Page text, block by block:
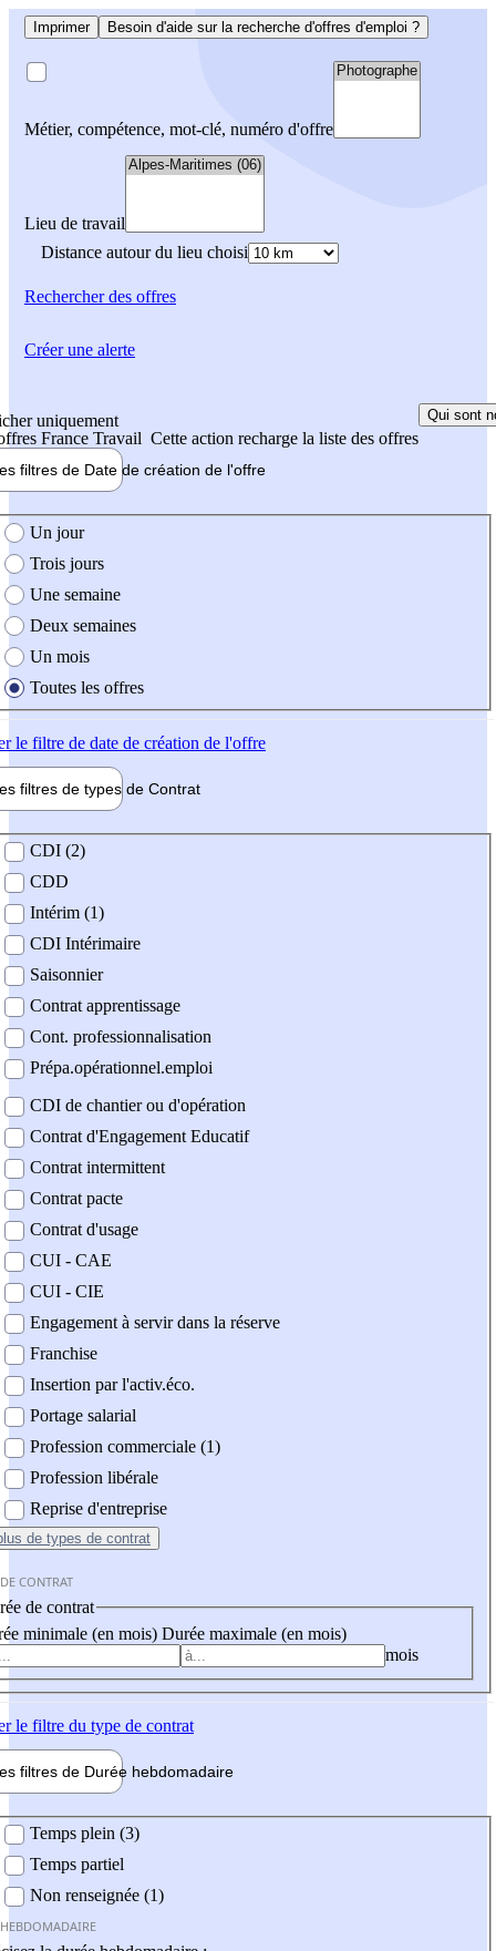
Imprimer Besoin d'aide sur la recherche d'offres d'emploi ?
Métier, compétence, mot-clé, numéro d'offre
Lieu de travail
Distance autour du lieu choisi
Rechercherdes offres
uniquement
France Travail Cette action recharge la liste des offres
Qui sont
filtres de Date de création de l'offre
création de l'offre
Un jour
Trois jours
Une semaine
Deux semaines
Un mois
Toutes les offres
le filtre de date de création de l'offre
filtres de types de Contrat
contrat
CDI (2)
CDD
Intérim (1)
CDI Intérimaire
Saisonnier
Contrat apprentissage
Cont. professionnalisation
Prépa.opérationnel.emploi
CDI de chantier ou d'opération
Contrat d'Engagement Educatif
Contrat intermittent
Contrat pacte
Contrat d'usage
CUI - CAE
CUI - CIE
Engagement à servir dans la réserve
Franchise
Insertion par l'activ.éco.
Portage salarial
Profession commerciale (1)
Profession libérale
Reprise d'entreprise
de types de contrat
CONTRAT
de contrat
minimale (en mois) Durée maximale (en mois)
mois
le filtre du type de contrat
filtres de Durée hebdomadaire
Temps plein (3)
Temps partiel
Non renseignée (1)
Créer une alerte